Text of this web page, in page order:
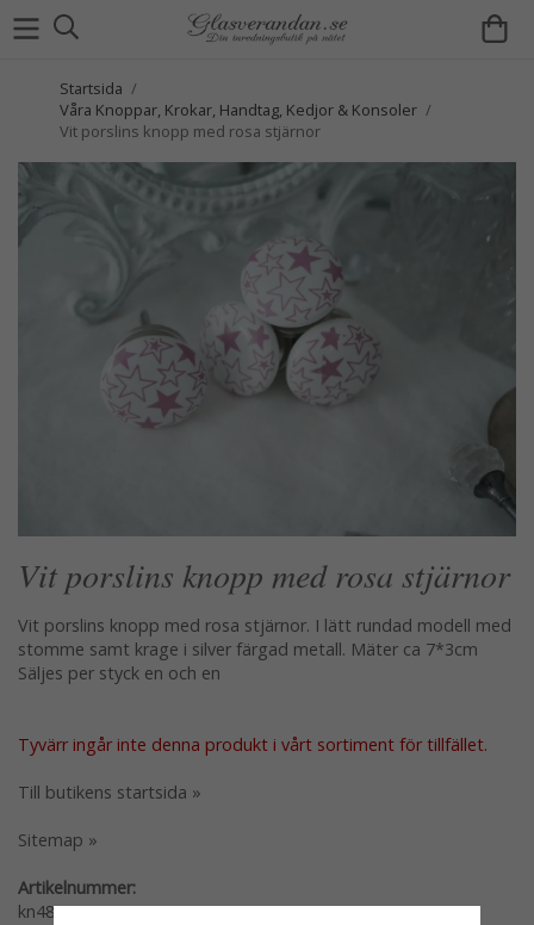
Startsida /
Våra Knoppar, Krokar, Handtag, Kedjor & Konsoler /
Vit porslins knopp med rosa stjärnor
Vit porslins knopp med rosa stjärnor
Vit porslins knopp med rosa stjärnor. I lätt rundad modell med
stomme samt krage i silver färgad metall. Mäter ca 7*3cm
Säljes per styck en och en
Tyvärr ingår inte denna produkt i vårt sortiment för tillfället.
Till butikens startsida »
Sitemap »
Artikelnummer:
kn489